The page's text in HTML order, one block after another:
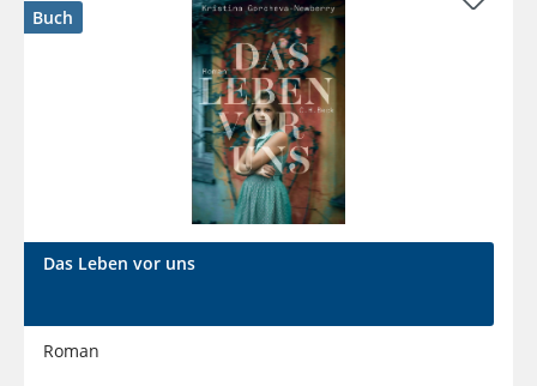
Buch
Das Leben vor uns
Roman